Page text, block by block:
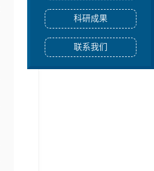
科研成果
联系我们